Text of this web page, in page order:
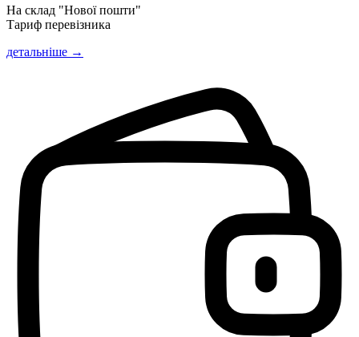
На склад "Нової пошти"
Тариф перевізника
детальніше →